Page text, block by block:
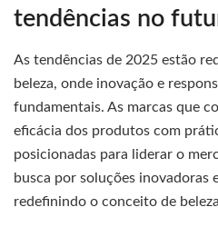
tendências no
As tendências de 2025 estão
beleza, onde inovação e
fundamentais. As marcas que
eficácia dos produtos com
posicionadas para liderar o
busca por soluções inovadoras
redefinindo o conceito de